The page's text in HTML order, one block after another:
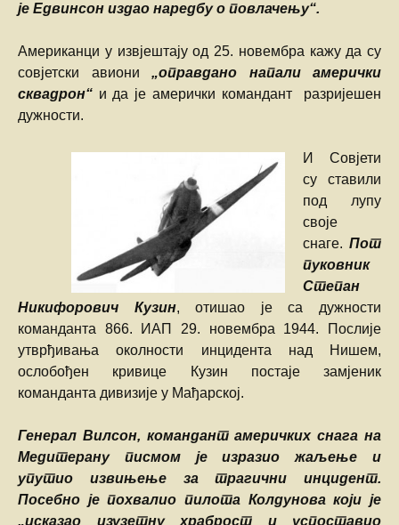
је Едвинсон издао наредбу о повлачењу“.
Американци у извјештају од 25. новембра кажу да су
совјетски авиони „оправдано напали амерички
сквадрон“ и да је амерички командант разријешен
дужности.
И Совјети
су ставили
под лупу
своје
снаге. Пот
пуковник
Степан
Никифорович Кузин, отишао је са дужности
команданта 866. ИАП 29. новембра 1944. Послије
утврђивања околности инцидента над Нишем,
ослобођен кривице Кузин постаје замјеник
команданта дивизије у Мађарској.
Генерал Вилсон, командант америчких снага на
Медитерану писмом је изразио жаљење и
упутио извињење за трагични инцидент.
Посебно је похвалио пилота Колдунова који је
„исказао изузетну храброст и успоставио